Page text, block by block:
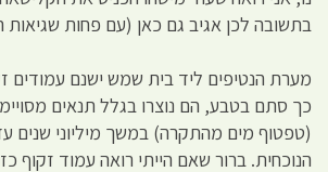
בתשובה לכן אגיב גם כאן (עם פחות שגיאות
מערת הנטיפים ליד בית שמש ישנם עמודים
כך סתם בטבע, הם נוצרו בגלל תנאים
(טפטוף מים מהתקרה) במשך מיליוני שנים
הנוכחית. ברור שאם הייתי רואה עמוד